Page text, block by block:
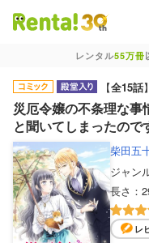
レンタル55万冊
【全15話】
災厄令嬢の不条理な事
と聞いてしまったので
柴田五
ジャン
長さ：
レ